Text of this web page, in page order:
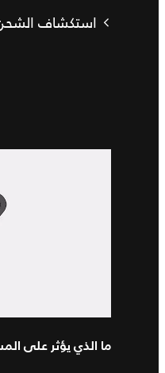
استكشاف
ما الذي يؤثر على